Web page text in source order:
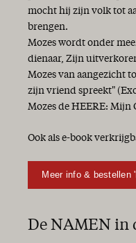
mocht hij zijn volk tot
brengen.
Mozes wordt onder
dienaar, Zijn
Mozes van aangezicht
zijn vriend spreekt"
Mozes de HEERE: Mijn
Ook als e-book
Meer info & bestellen
De NAMEN in